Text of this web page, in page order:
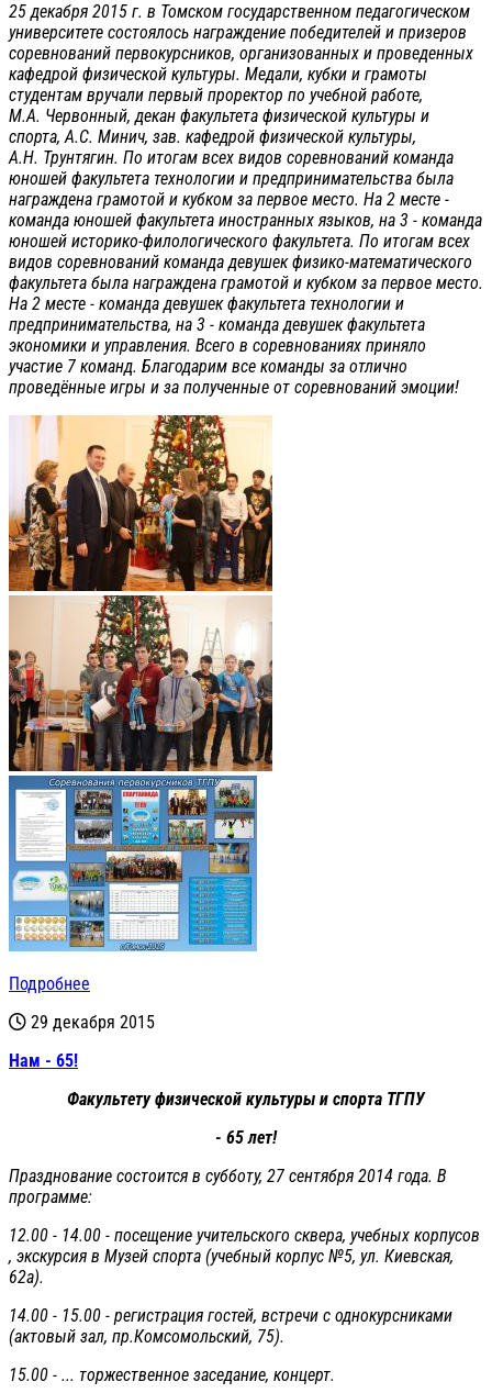
25 декабря 2015 г. в Томском государственном педагогическом
университете состоялось награждение победителей и призеров
соревнований первокурсников, организованных и проведенных
кафедрой физической культуры. Медали, кубки и грамоты
студентам вручали первый проректор по учебной работе,
М.А. Червонный, декан факультета физической культуры и
спорта, А.С. Минич, зав. кафедрой физической культуры,
А.Н. Трунтягин. По итогам всех видов соревнований команда
юношей факультета технологии и предпринимательства была
награждена грамотой и кубком за первое место. На 2 месте -
команда юношей факультета иностранных языков, на 3 - команда
юношей историко-филологического факультета. По итогам всех
видов соревнований команда девушек физико-математического
факультета была награждена грамотой и кубком за первое место.
На 2 месте - команда девушек факультета технологии и
предпринимательства, на 3 - команда девушек факультета
экономики и управления. Всего в соревнованиях приняло
участие 7 команд. Благодарим все команды за отлично
проведённые игры и за полученные от соревнований эмоции!
Подробнее
29 декабря 2015
Нам - 65!
Факультету физической культуры и спорта ТГПУ
- 65 лет!
Празднование состоится в субботу, 27 сентября 2014 года. В
программе:
12.00 - 14.00 - посещение учительского сквера, учебных корпусов
, экскурсия в Музей спорта (учебный корпус №5, ул. Киевская,
62а).
14.00 - 15.00 - регистрация гостей, встречи с однокурсниками
(актовый зал, пр.Комсомольский, 75).
15.00 - ... торжественное заседание, концерт.